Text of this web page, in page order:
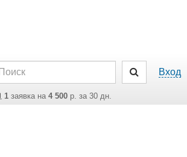
Вход
1заявка на 4 500р. за 30 дн.